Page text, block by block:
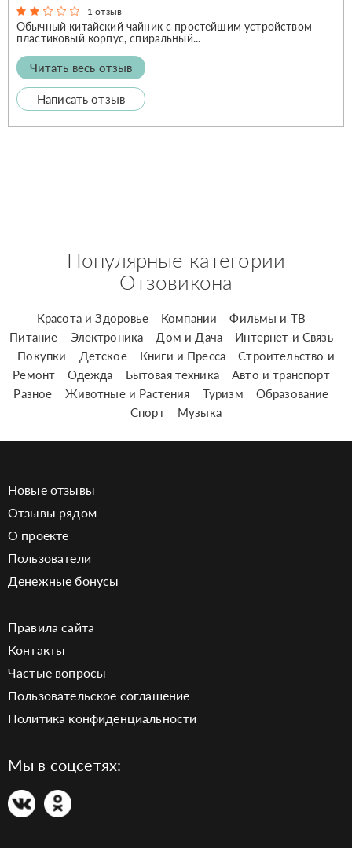
1 отзыв
Обычный китайский чайник с простейшим устройством -
пластиковый корпус, спиральный...
Читать весь отзыв
Написать отзыв
Популярные категории
Отзовикона
Красота и Здоровье Компании
Фильмы и ТВ
Питание
Электроника Дом и Дача
Интернет и Связь
Покупки
Детское Книги и Пресса
Строительство и
Ремонт
Одежда Бытовая техника
Авто и транспорт
Разное
Животные и Растения Туризм
Образование
Спорт
Музыка
Новые отзывы
Отзывы рядом
О проекте
Пользователи
Денежные бонусы
Правила сайта
Контакты
Частые вопросы
Пользовательское соглашение
Политика конфиденциальности
Мы в соцсетях: